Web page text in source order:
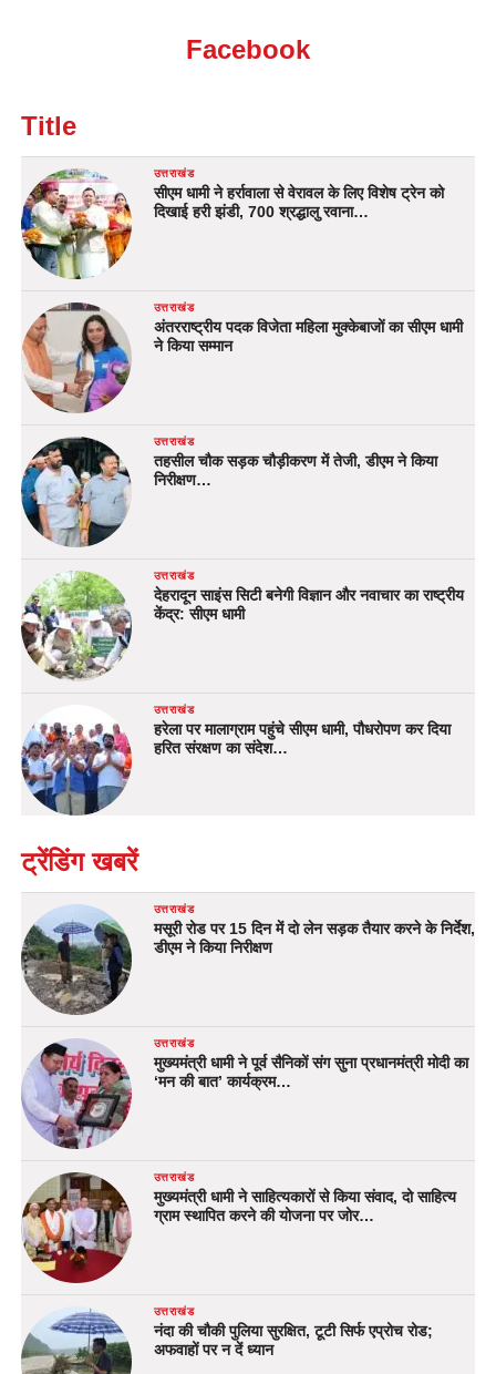
Facebook
Title
उत्तराखंड
सीएम धामी ने हर्रावाला से वेरावल के लिए विशेष ट्रेन को
दिखाई हरी झंडी, 700 श्रद्धालु रवाना…
उत्तराखंड
अंतरराष्ट्रीय पदक विजेता महिला मुक्केबाजों का सीएम धामी
ने किया सम्मान
उत्तराखंड
तहसील चौक सड़क चौड़ीकरण में तेजी, डीएम ने किया
निरीक्षण…
उत्तराखंड
देहरादून साइंस सिटी बनेगी विज्ञान और नवाचार का राष्ट्रीय
केंद्र: सीएम धामी
उत्तराखंड
हरेला पर मालाग्राम पहुंचे सीएम धामी, पौधरोपण कर दिया
हरित संरक्षण का संदेश…
ट्रेंडिंग खबरें
उत्तराखंड
मसूरी रोड पर 15 दिन में दो लेन सड़क तैयार करने के निर्देश,
डीएम ने किया निरीक्षण
उत्तराखंड
मुख्यमंत्री धामी ने पूर्व सैनिकों संग सुना प्रधानमंत्री मोदी का
‘मन की बात’ कार्यक्रम…
उत्तराखंड
मुख्यमंत्री धामी ने साहित्यकारों से किया संवाद, दो साहित्य
ग्राम स्थापित करने की योजना पर जोर…
उत्तराखंड
नंदा की चौकी पुलिया सुरक्षित, टूटी सिर्फ एप्रोच रोड;
अफवाहों पर न दें ध्यान